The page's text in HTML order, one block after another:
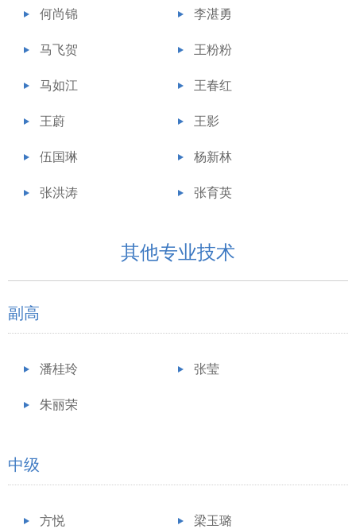
何尚锦 李湛勇
马飞贺 王粉粉
马如江 王春红
王蔚 王影
伍国琳 杨新林
张洪涛 张育英
其他专业技术
副高
潘桂玲 张莹
朱丽荣
中级
方悦 梁玉璐